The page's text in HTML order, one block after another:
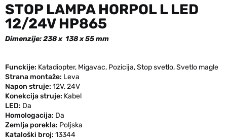
STOP LAMPA HORPOL L LED
12/24V HP865
Dimenzije: 238 x 138 x 55 mm
Funckije: Katadiopter, Migavac, Pozicija,Stop svetlo,Svetlo magle
Strana montaže: Leva
Napon struje: 12V,24V
Konekcija struje: Kabel
LED: Da
Homologacija: Da
Zemlja porekla: Poljska
Kataloški broj: 13344